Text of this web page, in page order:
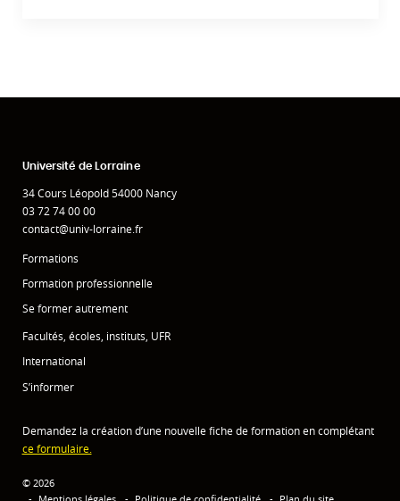
Université de Lorraine
34 Cours Léopold 54000 Nancy
03 72 74 00 00
contact@univ-lorraine.fr
Formations
Formation professionnelle
Se former autrement
Facultés, écoles, instituts, UFR
International
S’informer
Demandez la création d’une nouvelle fiche de formation en complétant
ce formulaire.
© 2026